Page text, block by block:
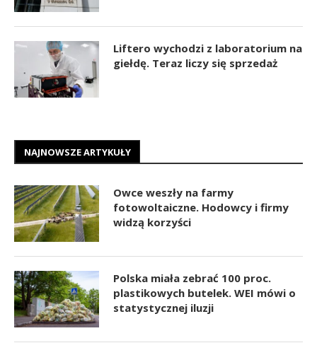
Liftero wychodzi z laboratorium na
giełdę. Teraz liczy się sprzedaż
NAJNOWSZE ARTYKUŁY
Owce weszły na farmy
fotowoltaiczne. Hodowcy i firmy
widzą korzyści
Polska miała zebrać 100 proc.
plastikowych butelek. WEI mówi o
statystycznej iluzji